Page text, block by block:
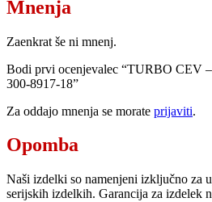
Mnenja
Zaenkrat še ni mnenj.
Bodi prvi ocenjevalec “TURBO CEV
300-8917-18”
Za oddajo mnenja se morate prijaviti.
Opomba
Naši izdelki so namenjeni izključno za
serijskih izdelkih. Garancija za izdelek